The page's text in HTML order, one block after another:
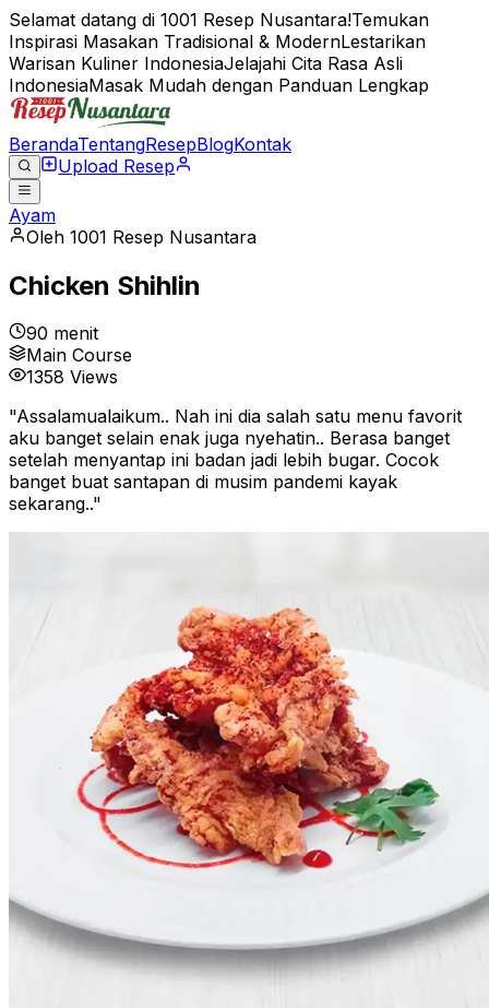
Selamat datang di 1001 Resep Nusantara!Temukan
Inspirasi Masakan Tradisional & ModernLestarikan
Warisan Kuliner IndonesiaJelajahi Cita Rasa Asli
IndonesiaMasak Mudah dengan Panduan Lengkap
BerandaTentangResepBlogKontak
Upload Resep
Ayam
Oleh 1001 Resep Nusantara
Chicken Shihlin
90 menit
Main Course
1358 Views
"Assalamualaikum.. Nah ini dia salah satu menu favorit
aku banget selain enak juga nyehatin.. Berasa banget
setelah menyantap ini badan jadi lebih bugar. Cocok
banget buat santapan di musim pandemi kayak
sekarang.."